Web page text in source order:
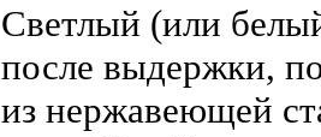
Светлый (или
после выдержки,
из нержавеющей